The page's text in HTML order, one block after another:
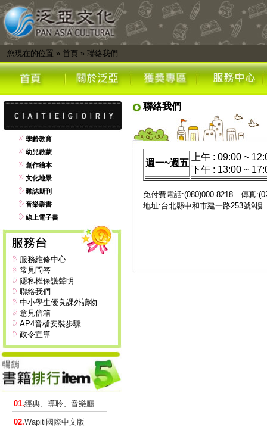
您現在的位置 » 首頁 » 聯絡我們
學齡教育
幼兒啟蒙
創作繪本
文化地景
雜誌期刊
音樂叢書
線上電子書
服務維修中心
常見問答
隱私權保護聲明
聯絡我們
中小學生優良課外讀物
意見信箱
AP4音檔安裝步驟
政令宣導
01.經典、導聆、音樂廳
02.Wapiti國際中文版
聯絡我們
週一~週五
上午 : 09:00 ~
下午 : 13:00 ~
免付費電話:(080)000-8218 傳真
地址:台北縣中和市建一路253號9